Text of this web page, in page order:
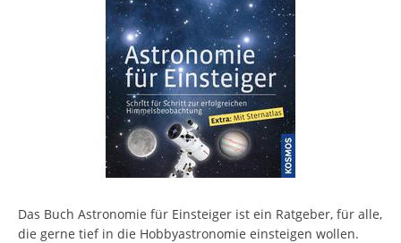
Das Buch Astronomie für Einsteiger ist ein Ratgeber, für alle,
die gerne tief in die Hobbyastronomie einsteigen wollen.